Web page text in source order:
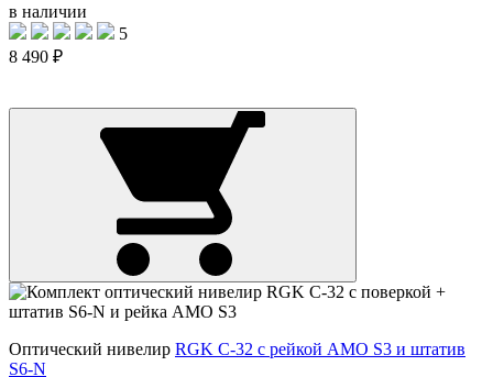
в наличии
5
8 490 ₽
Оптический нивелир RGK C-32 с рейкой AMO S3 и штатив
S6-N